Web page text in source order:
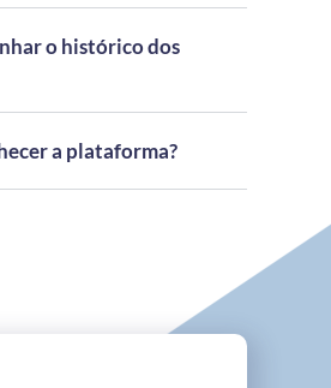
o histórico dos
a plataforma?